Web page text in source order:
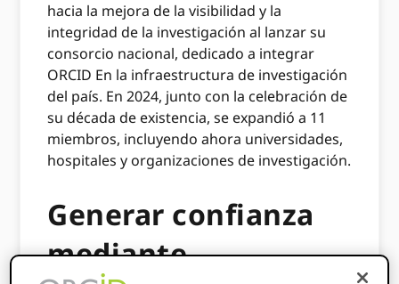
hacia la mejora de la visibilidad y la
integridad de la investigación al lanzar su
consorcio nacional, dedicado a integrar
ORCID En la infraestructura de investigación
del país. En 2024, junto con la celebración de
su década de existencia, se expandió a 11
miembros, incluyendo ahora universidades,
hospitales y organizaciones de investigación.
Generar confianza
mediante